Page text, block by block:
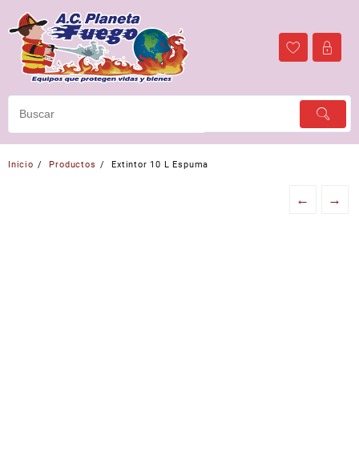
contenido
Inicio Productos Extintor 10 L Espuma
← →